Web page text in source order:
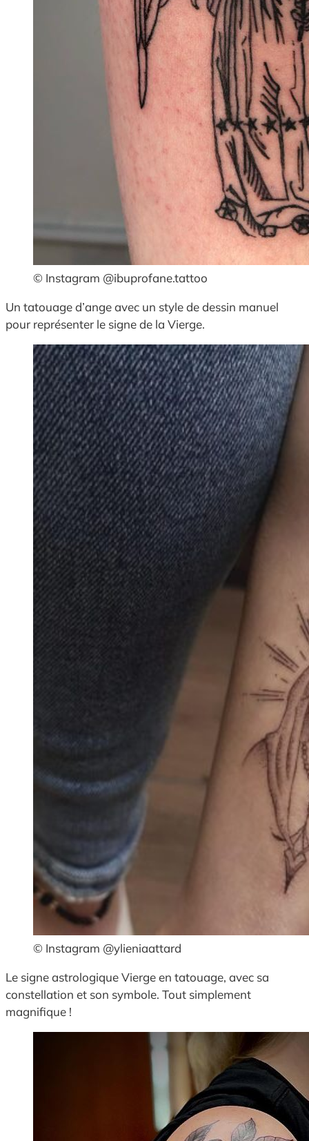
© Instagram @ibuprofane.tattoo
Un tatouage d’ange avec un style de dessin manuel
pour représenter le signe de la Vierge.
© Instagram @ylieniaattard
Le signe astrologique Vierge en tatouage, avec sa
constellation et son symbole. Tout simplement
magnifique !